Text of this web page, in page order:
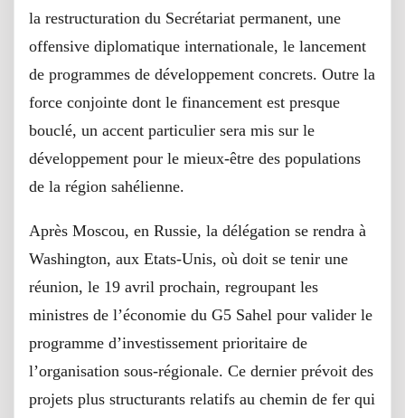
la restructuration du Secrétariat permanent, une
offensive diplomatique internationale, le lancement
de programmes de développement concrets. Outre la
force conjointe dont le financement est presque
bouclé, un accent particulier sera mis sur le
développement pour le mieux-être des populations
de la région sahélienne.
Après Moscou, en Russie, la délégation se rendra à
Washington, aux Etats-Unis, où doit se tenir une
réunion, le 19 avril prochain, regroupant les
ministres de l’économie du G5 Sahel pour valider le
programme d’investissement prioritaire de
l’organisation sous-régionale. Ce dernier prévoit des
projets plus structurants relatifs au chemin de fer qui